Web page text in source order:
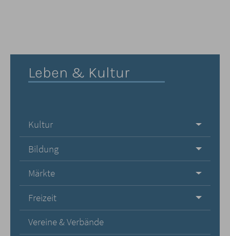
Leben & Kultur
Kultur
Bildung
Märkte
Freizeit
Vereine & Verbände